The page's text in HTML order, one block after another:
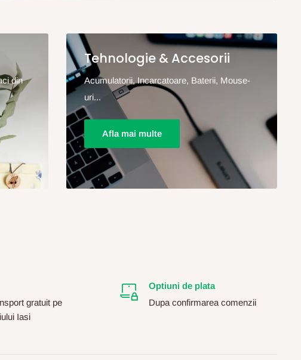
din
Tehnologie & Accesorii
Acumulatorii, Incarcatoare, Baterii, Mouse-
uri...
Afla mai multe
gratuit pe
Iasi
Optiuni de plata
Dupa confirmarea comenzii